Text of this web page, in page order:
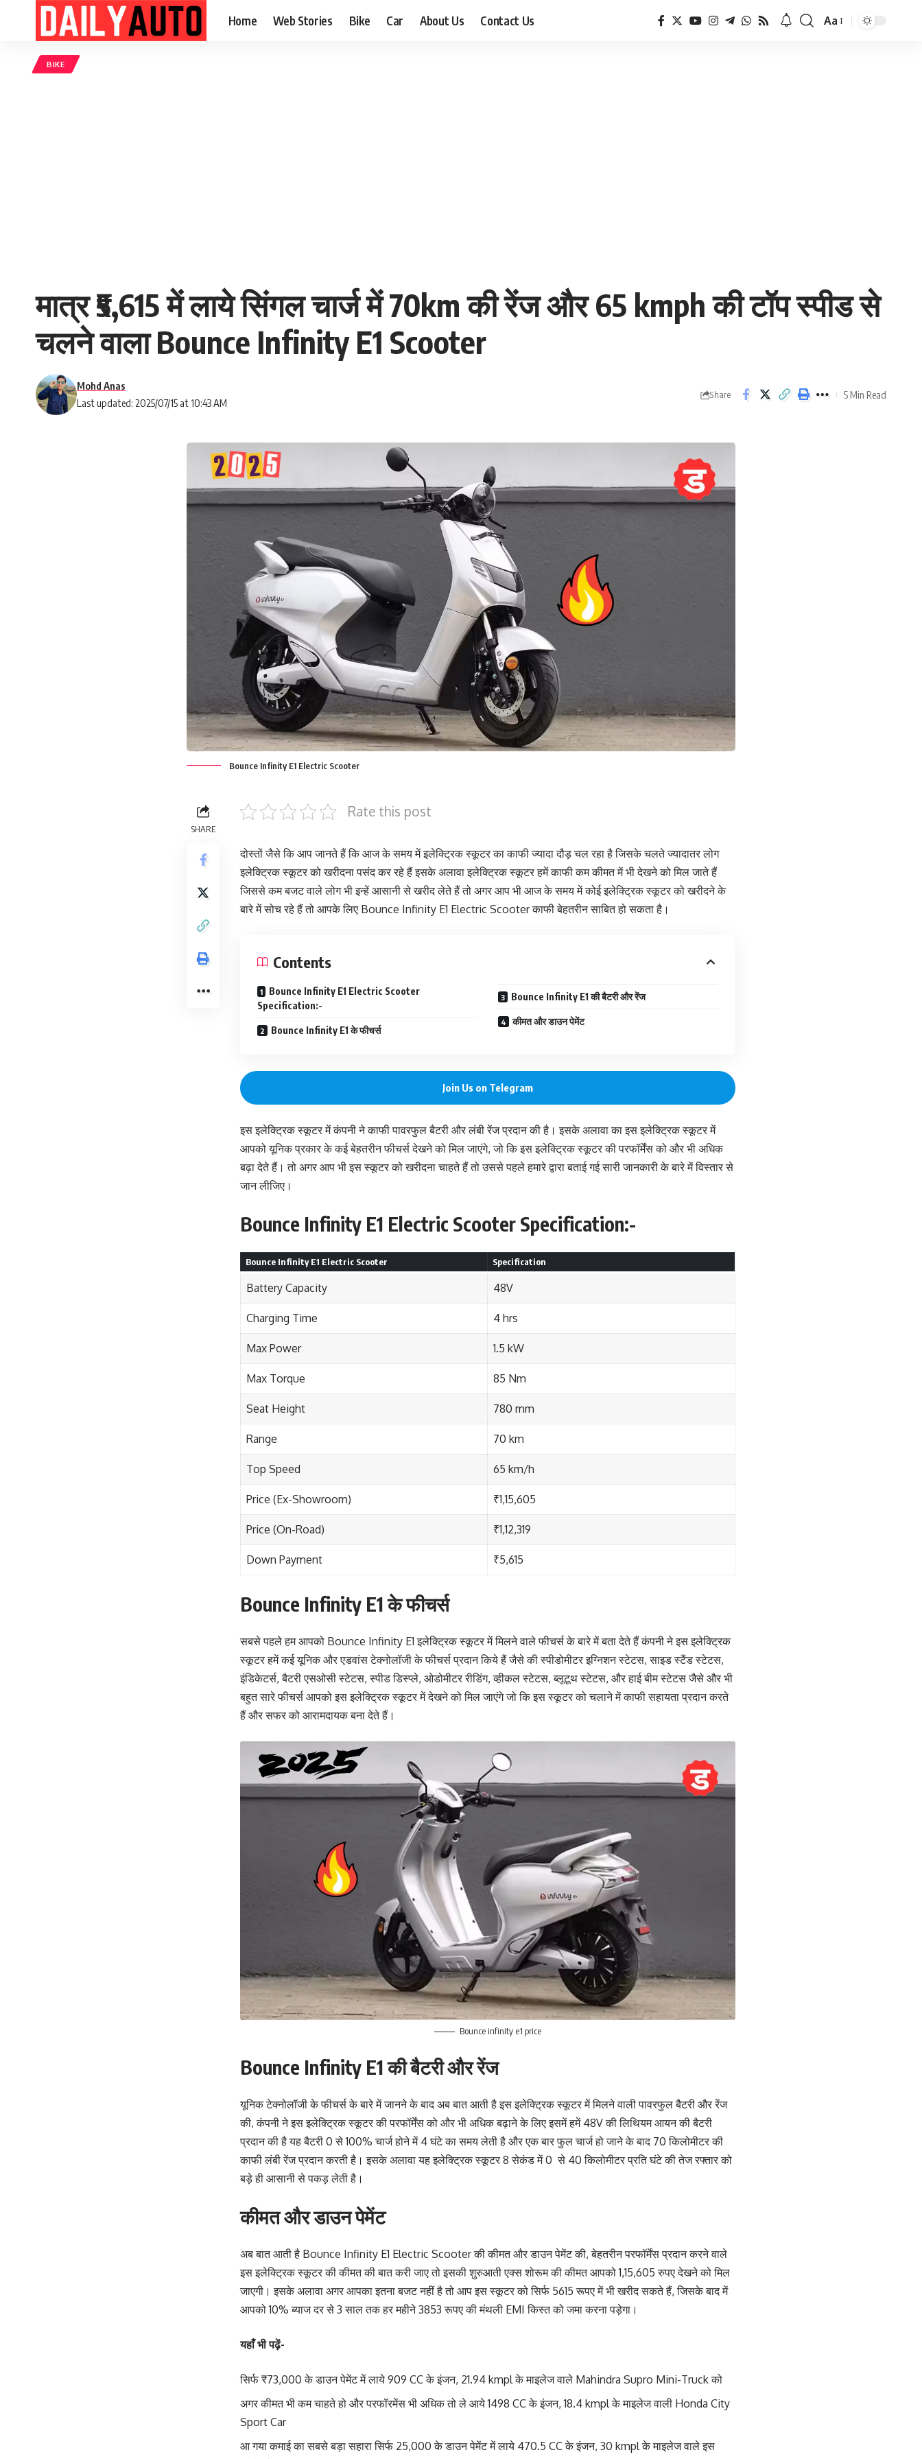
Home Web Stories Bike Car About Us Contact Us
Font
Aa
BIKE
मात्र ₹5,615 में लाये सिंगल चार्ज में 70km की रेंज और 65 kmph की टॉप स्पीड से
चलने वाला Bounce Infinity E1 Scooter
Last updated: 2025/07/15 at 10:43 AM
Mohd Anas
Share 5 Min Read
Bounce Infinity E1 Electric Scooter
SHARE
Rate this post
दोस्तों जैसे कि आप जानते हैं कि आज के समय में इलेक्ट्रिक स्कूटर का काफी ज्यादा दौड़ चल रहा है जिसके चलते ज्यादातर लोग
इलेक्ट्रिक स्कूटर को खरीदना पसंद कर रहे हैं इसके अलावा इलेक्ट्रिक स्कूटर हमें काफी कम कीमत में भी देखने को मिल जाते हैं
जिससे कम बजट वाले लोग भी इन्हें आसानी से खरीद लेते हैं तो अगर आप भी आज के समय में कोई इलेक्ट्रिक स्कूटर को खरीदने के
बारे में सोच रहे हैं तो आपके लिए Bounce Infinity E1 Electric Scooter काफी बेहतरीन साबित हो सकता है।
Contents
Bounce Infinity E1 Electric Scooter
Specification:-
Bounce Infinity E1 के फीचर्स
Bounce Infinity E1 की बैटरी और रेंज
कीमत और डाउन पेमेंट
Join Us on Telegram
इस इलेक्ट्रिक स्कूटर में कंपनी ने काफी पावरफुल बैटरी और लंबी रेंज प्रदान की है। इसके अलावा का इस इलेक्ट्रिक स्कूटर में
आपको यूनिक प्रकार के कई बेहतरीन फीचर्स देखने को मिल जाएंगे, जो कि इस इलेक्ट्रिक स्कूटर की परफॉर्मेंस को और भी अधिक
बढ़ा देते हैं। तो अगर आप भी इस स्कूटर को खरीदना चाहते हैं तो उससे पहले हमारे द्वारा बताई गई सारी जानकारी के बारे में विस्तार से
जान लीजिए।
Bounce Infinity E1 Electric Scooter Specification:-
Bounce Infinity E1 Electric Scooter Specification
Battery Capacity 48V
Charging Time 4 hrs
Max Power 1.5 kW
Max Torque 85 Nm
Seat Height 780 mm
Range 70 km
Top Speed 65 km/h
Price (Ex-Showroom) ₹1,15,605
Price (On-Road) ₹1,12,319
Down Payment ₹5,615
Bounce Infinity E1 के फीचर्स
सबसे पहले हम आपको Bounce Infinity E1 इलेक्ट्रिक स्कूटर में मिलने वाले फीचर्स के बारे में बता देते हैं कंपनी ने इस इलेक्ट्रिक
स्कूटर हमें कई यूनिक और एडवांस टेक्नोलॉजी के फीचर्स प्रदान किये हैं जैसे की स्पीडोमीटर इग्निशन स्टेटस, साइड स्टैंड स्टेटस,
इंडिकेटर्स, बैटरी एसओसी स्टेटस, स्पीड डिस्प्ले, ओडोमीटर रीडिंग, व्हीकल स्टेटस, ब्लूटूथ स्टेटस, और हाई बीम स्टेटस जैसे और भी
बहुत सारे फीचर्स आपको इस इलेक्ट्रिक स्कूटर में देखने को मिल जाएंगे जो कि इस स्कूटर को चलाने में काफी सहायता प्रदान करते
हैं और सफर को आरामदायक बना देते हैं।
Bounce infinity e1 price
Bounce Infinity E1 की बैटरी और रेंज
यूनिक टेक्नोलॉजी के फीचर्स के बारे में जानने के बाद अब बात आती है इस इलेक्ट्रिक स्कूटर में मिलने वाली पावरफुल बैटरी और रेंज
की, कंपनी ने इस इलेक्ट्रिक स्कूटर की परफॉर्मेंस को और भी अधिक बढ़ाने के लिए इसमें हमें 48V की लिथियम आयन की बैटरी
प्रदान की है यह बैटरी 0 से 100% चार्ज होने में 4 घंटे का समय लेती है और एक बार फुल चार्ज हो जाने के बाद 70 किलोमीटर की
काफी लंबी रेंज प्रदान करती है। इसके अलावा यह इलेक्ट्रिक स्कूटर 8 सेकंड में 0 से 40 किलोमीटर प्रति घंटे की तेज रफ्तार को
बड़े ही आसानी से पकड़ लेती है।
कीमत और डाउन पेमेंट
अब बात आती है Bounce Infinity E1 Electric Scooter की कीमत और डाउन पेमेंट की, बेहतरीन परफॉर्मेंस प्रदान करने वाले
इस इलेक्ट्रिक स्कूटर की कीमत की बात करी जाए तो इसकी शुरुआती एक्स शोरूम की कीमत आपको 1,15,605 रुपए देखने को मिल
जाएगी। इसके अलावा अगर आपका इतना बजट नहीं है तो आप इस स्कूटर को सिर्फ 5615 रूपए में भी खरीद सकते हैं, जिसके बाद में
आपको 10% ब्याज दर से 3 साल तक हर महीने 3853 रूपए की मंथली EMI किस्त को जमा करना पड़ेगा।
यहाँ भी पढ़ें-
सिर्फ ₹73,000 के डाउन पेमेंट में लाये 909 CC के इंजन, 21.94 kmpl के माइलेज वाले Mahindra Supro Mini-Truck को
अगर कीमत भी कम चाहते हो और परफॉरमेंस भी अधिक तो ले आये 1498 CC के इंजन, 18.4 kmpl के माइलेज वाली Honda City
Sport Car
आ गया कमाई का सबसे बड़ा सहारा सिर्फ 25,000 के डाउन पेमेंट में लाये 470.5 CC के इंजन, 30 kmpl के माइलेज वाले इस